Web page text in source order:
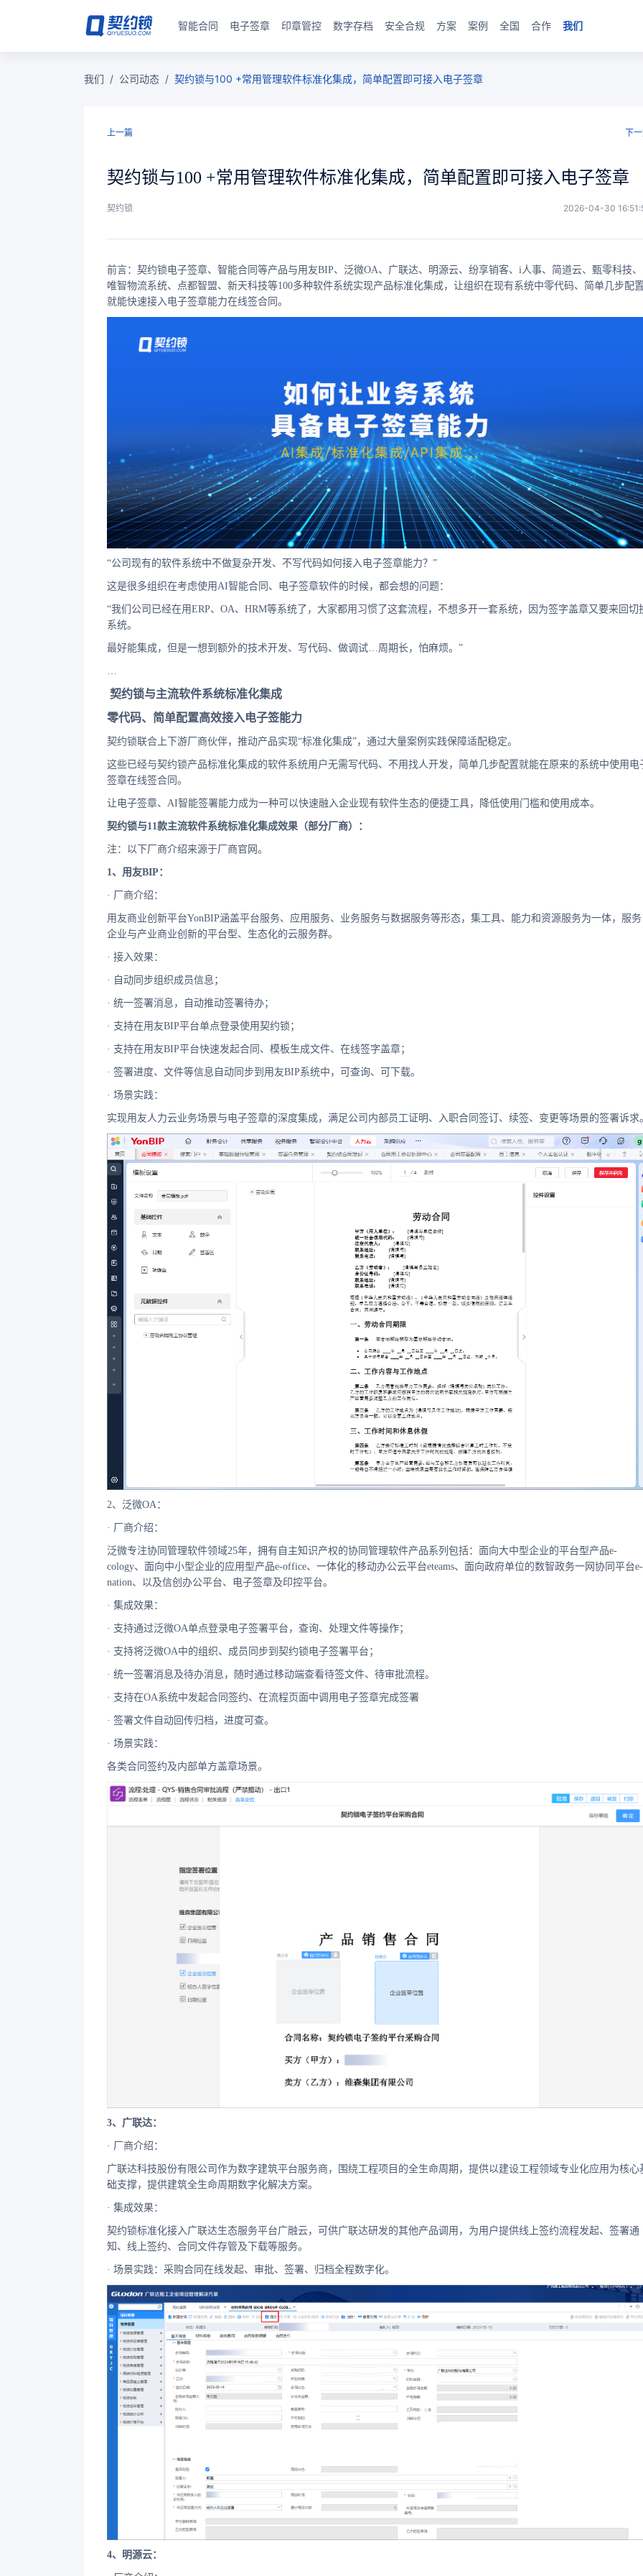
智能合同 电子签章 印章管控 数字存档 安全合规 方案 案例 全国 合作 我们
我们 / 公司动态 / 契约锁与100 +常用管理软件标准化集成，简单配置即可接入电子签章
上一篇 下
契约锁与100 +常用管理软件标准化集成，简单配置即可接入电子签章
契约锁 2026-04-30
前言：契约锁电子签章、智能合同等产品与用友BIP、泛微OA、广联达、明源云、纷享销客、i人事、简道云、甄零科技、
唯智物流系统、点都智盟、新天科技等100多种软件系统实现产品标准化集成，让组织在现有系统中零代码、简单几步配
就能快速接入电子签章能力在线签合同。
“公司现有的软件系统中不做复杂开发、不写代码如何接入电子签章能力？”
这是很多组织在考虑使用AI智能合同、电子签章软件的时候，都会想的问题：
“我们公司已经在用ERP、OA、HRM等系统了，大家都用习惯了这套流程，不想多开一套系统，因为签字盖章又要来回切
系统。
最好能集成，但是一想到额外的技术开发、写代码、做调试…周期长，怕麻烦。”
…
契约锁与主流软件系统标准化集成
零代码、简单配置高效接入电子签能力
契约锁联合上下游厂商伙伴，推动产品实现“标准化集成”，通过大量案例实践保障适配稳定。
这些已经与契约锁产品标准化集成的软件系统用户无需写代码、不用找人开发，简单几步配置就能在原来的系统中使用电
签章在线签合同。
让电子签章、AI智能签署能力成为一种可以快速融入企业现有软件生态的便捷工具，降低使用门槛和使用成本。
契约锁与11款主流软件系统标准化集成效果（部分厂商）：
注：以下厂商介绍来源于厂商官网。
1、用友BIP：
· 厂商介绍：
用友商业创新平台YonBIP涵盖平台服务、应用服务、业务服务与数据服务等形态，集工具、能力和资源服务为一体，服务
企业与产业商业创新的平台型、生态化的云服务群。
· 接入效果：
· 自动同步组织成员信息；
· 统一签署消息，自动推动签署待办；
· 支持在用友BIP平台单点登录使用契约锁；
· 支持在用友BIP平台快速发起合同、模板生成文件、在线签字盖章；
· 签署进度、文件等信息自动同步到用友BIP系统中，可查询、可下载。
· 场景实践：
实现用友人力云业务场景与电子签章的深度集成，满足公司内部员工证明、入职合同签订、续签、变更等场景的签署诉求
2、泛微OA：
· 厂商介绍：
泛微专注协同管理软件领域25年，拥有自主知识产权的协同管理软件产品系列包括：面向大中型企业的平台型产品e-
cology、面向中小型企业的应用型产品e-office、一体化的移动办公云平台eteams、面向政府单位的数智政务一网协同平台e-
nation、以及信创办公平台、电子签章及印控平台。
· 集成效果：
· 支持通过泛微OA单点登录电子签署平台，查询、处理文件等操作；
· 支持将泛微OA中的组织、成员同步到契约锁电子签署平台；
· 统一签署消息及待办消息，随时通过移动端查看待签文件、待审批流程。
· 支持在OA系统中发起合同签约、在流程页面中调用电子签章完成签署
· 签署文件自动回传归档，进度可查。
· 场景实践：
各类合同签约及内部单方盖章场景。
3、广联达：
· 厂商介绍：
广联达科技股份有限公司作为数字建筑平台服务商，围绕工程项目的全生命周期，提供以建设工程领域专业化应用为核心
础支撑，提供建筑全生命周期数字化解决方案。
· 集成效果：
契约锁标准化接入广联达生态服务平台广融云，可供广联达研发的其他产品调用，为用户提供线上签约流程发起、签署通
知、线上签约、合同文件存管及下载等服务。
· 场景实践：采购合同在线发起、审批、签署、归档全程数字化。
4、明源云：